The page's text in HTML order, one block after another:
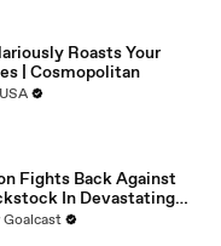
Roasts Your
| Cosmopolitan
Fights Back Against
In Devastating